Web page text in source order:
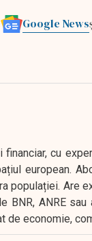
Google News
cu
european.
populației. Are
BNR, ANRE
de economie,